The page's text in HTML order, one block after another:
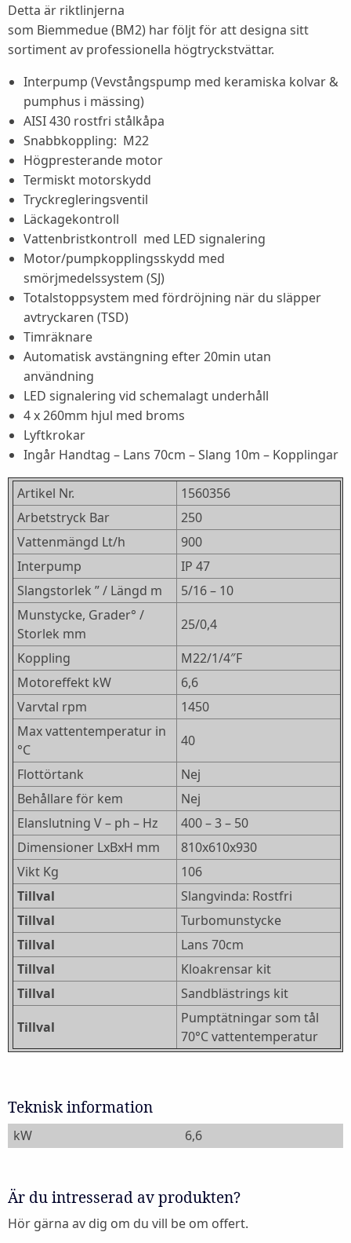
Detta är riktlinjerna
som Biemmedue (BM2) har följt för att designa sitt
sortiment av professionella högtryckstvättar.
Interpump (Vevstångspump med keramiska kolvar &
pumphus i mässing)
AISI 430 rostfri stålkåpa
Snabbkoppling: M22
Högpresterande motor
Termiskt motorskydd
Tryckregleringsventil
Läckagekontroll
Vattenbristkontroll med LED signalering
Motor/pumpkopplingsskydd med
smörjmedelssystem (SJ)
Totalstoppsystem med fördröjning när du släpper
avtryckaren (TSD)
Timräknare
Automatisk avstängning efter 20min utan
användning
LED signalering vid schemalagt underhåll
4 x 260mm hjul med broms
Lyftkrokar
Ingår Handtag – Lans 70cm – Slang 10m – Kopplingar
Artikel Nr.
1560356
Arbetstryck Bar
250
Vattenmängd Lt/h
900
Interpump
IP 47
Slangstorlek ” / Längd m
5/16 – 10
Munstycke, Grader° /
Storlek mm
25/0,4
Koppling
M22/1/4″F
Motoreffekt kW
6,6
Varvtal rpm
1450
Max vattentemperatur in
°C
40
Flottörtank
Nej
Behållare för kem
Nej
Elanslutning V – ph – Hz
400 – 3 – 50
Dimensioner LxBxH mm
810x610x930
Vikt Kg
106
Tillval
Slangvinda: Rostfri
Tillval
Turbomunstycke
Tillval
Lans 70cm
Tillval
Kloakrensar kit
Tillval
Sandblästrings kit
Tillval
Pumptätningar som tål
70°C vattentemperatur
Teknisk information
kW 6,6
Är du intresserad av produkten?
Hör gärna av dig om du vill be om offert.